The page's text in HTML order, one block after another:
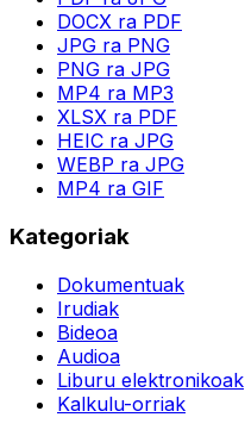
DOCX ra PDF
JPG ra PNG
PNG ra JPG
MP4 ra MP3
XLSX ra PDF
HEIC ra JPG
WEBP ra JPG
MP4 ra GIF
Kategoriak
Dokumentuak
Irudiak
Bideoa
Audioa
Liburu elektronikoak
Kalkulu-orriak